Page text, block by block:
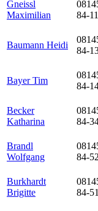
Gneissl
Maximilian
84-11
Baumann Heidi
84-
Bayer Tim
84-
Becker
Katharina
84-
Brandl
Wolfgang
84-52
Burkhardt
Brigitte
84-51